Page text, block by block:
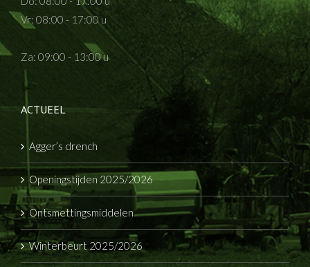
Vr: 08:00 - 17:00 u
Za: 09:00 - 13:00 u
ACTUEEL
Agger’s drench
Openingstijden 2025/2026
Ontsmettingsmiddelen
Winterbeurt 2025/2026